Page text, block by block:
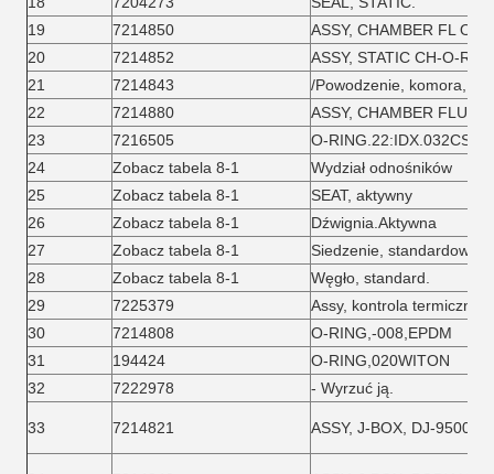
19
7214850
ASSY, CHAMBER FL O-
20
7214852
ASSY, STATIC CH-O-
21
7214843
/Powodzenie, komora,
22
7214880
ASSY, CHAMBER FLUID
23
7216505
O-
24
Zobacz tabela 8-1
Wydział odnośników
25
Zobacz tabela 8-1
SEAT, aktywny
26
Zobacz tabela 8-1
Dźwignia.Aktywna
27
Zobacz tabela 8-1
Siedzenie, standardowe.
28
Zobacz tabela 8-1
Węgło, standard.
29
7225379
Assy, kontrola termiczna.
30
7214808
O-RING,-008,EPDM
31
194424
O-RING,020WITON
32
7222978 - Wyrzuć ją.
33 7214821 ASSY, J-BOX, DJ-9500,